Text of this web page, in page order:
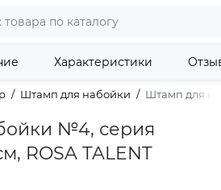
тел. (098) 673-42-06
наши контакты
Штамп для набойки Штамп для
№4, серия
ROSA TALENT
Характеристики